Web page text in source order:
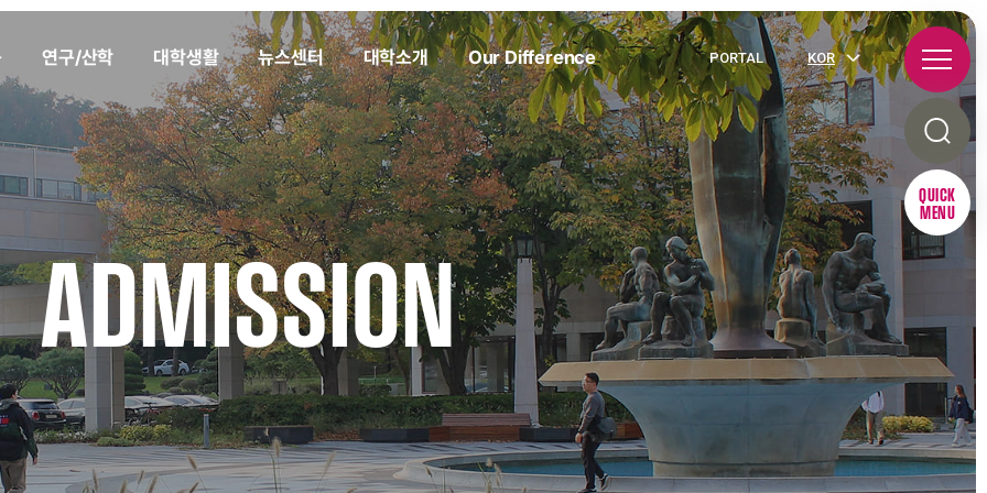
연구/산학 대학생활 뉴스센터 대학소개 Our Difference PORTAL KOR
QUICK
MENU
ADMISSION